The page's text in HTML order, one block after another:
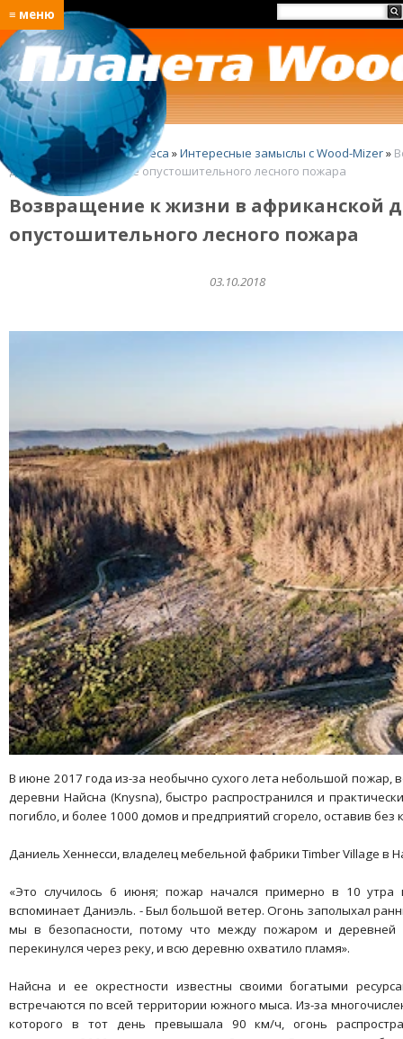
≡ меню
Главная Идеи для бизнеса »Интересные замыслы с Wood-Mizer»
деревне Knysna после опустошительного лесного пожара
Возвращение к жизни в африканской
опустошительного лесного пожара
03.10.2018
В июне 2017 года из-за необычно сухого лета небольшой
деревни Найсна (Knysna), быстро распространился и
погибло, и более 1000 домов и предприятий сгорело, оставив без
Даниель Хеннесси, владелец мебельной фабрики Timber Village в
«Это случилось 6 июня; пожар начался примерно в 10
вспоминает Даниэль. - Был большой ветер. Огонь заполыхал
мы в безопасности, потому что между пожаром и деревней
перекинулся через реку, и всю деревню охватило пламя».
Найсна и ее окрестности известны своими богатыми
встречаются по всей территории южного мыса. Из-за
которого в тот день превышала 90 км/ч, огонь